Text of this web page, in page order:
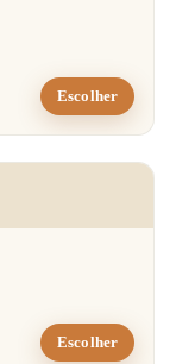
Escolher
Escolher